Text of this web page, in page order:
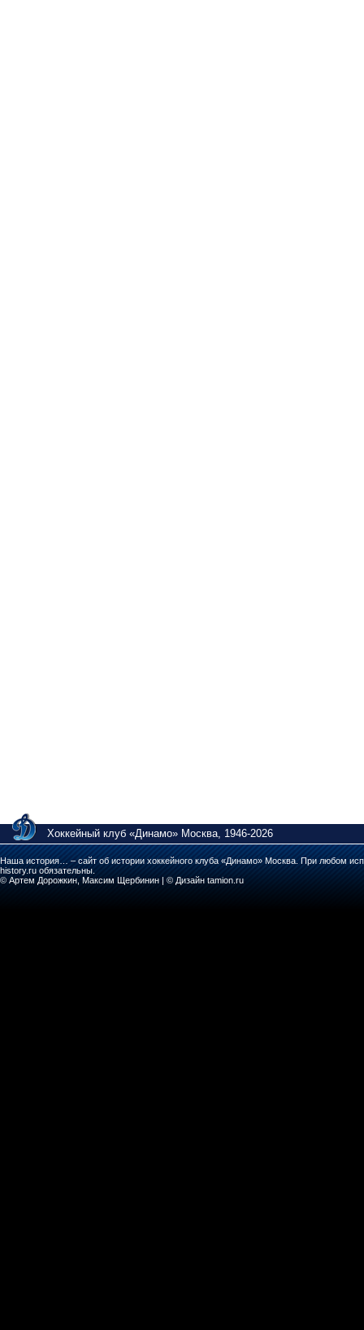
Хоккейный клуб «Динамо» Москва, 1946-2026
Наша история… – сайт об истории хоккейного клуба «Динамо» Москва. При любом
history.ru обязательны.
© Артем Дорожкин, Максим Щербинин | © Дизайн tamion.ru